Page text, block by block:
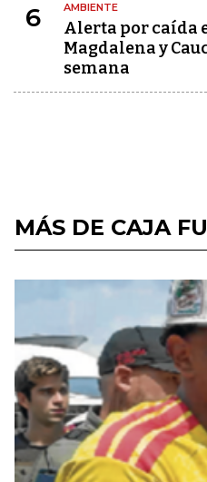
6 AMBIENTE
Alerta por caída
Magdalena y
semana
MÁS DE CAJA